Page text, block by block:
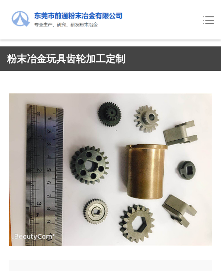
粉末冶金玩具齿轮加工定制